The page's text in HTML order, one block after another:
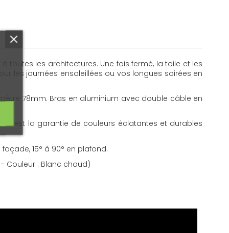
à toutes les architectures. Une fois fermé, la toile et les
les journées ensoleillées ou vos longues soirées en
78mm. Bras en aluminium avec double câble en
est la garantie de couleurs éclatantes et durables
15° à 90° en plafond.
Couleur : Blanc chaud)